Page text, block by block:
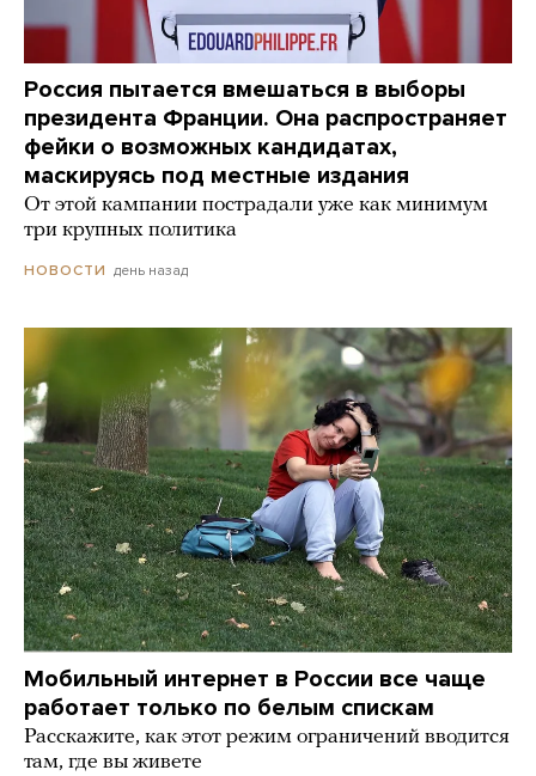
Россия пытается вмешаться в выборы
президента Франции. Она распространяет
фейки о возможных кандидатах,
маскируясь под местные издания
От этой кампании пострадали уже как минимум
три крупных политика
НОВОСТИ день назад
Мобильный интернет в России все чаще
работает только по белым спискам
Расскажите, как этот режим ограничений вводится
там, где вы живете